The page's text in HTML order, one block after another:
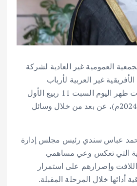
العمومية غير العادية لشركة
غير العربية لأرباب
الطوائف، والتي عُقدت ظهر اليوم السبت 11 ربيع الأول
1446هـ (14 سبتمبر 2024م)، عن بعد من خلال وسائل
عباس سندي رئيس مجلس إدارة
التي تعكس وعي مساهمي
وإصرارهم على استمرار
أدائها خلال المرحلة المقبلة.